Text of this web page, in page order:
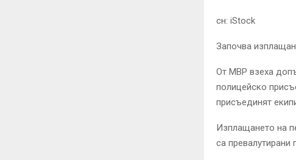
сн: iStock
Започва
От МВР взеха
полицейско
присъединят
Изплащането на
са превалутирани